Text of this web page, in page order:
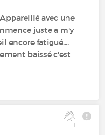
avec une
juste a m'y
encore fatigué....
baissé c'est
1